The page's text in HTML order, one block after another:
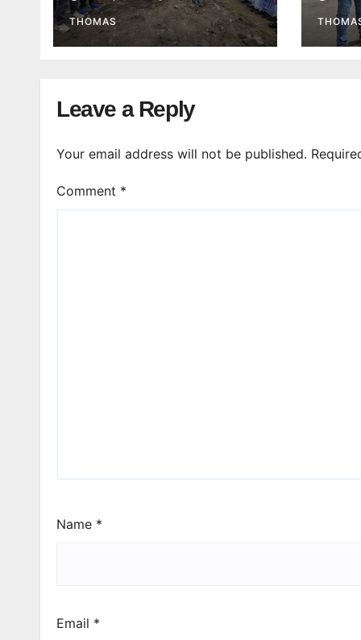
बताए।
THOMAS
Leave a Reply
Your email address will not be published.
Comment *
Name *
Email *